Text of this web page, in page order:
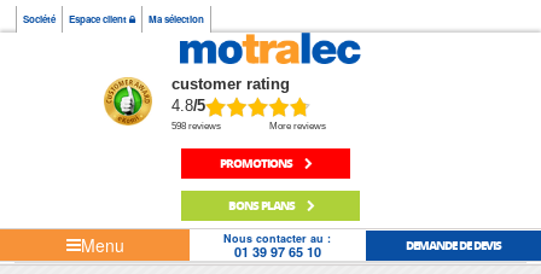
Société Espace client Ma sélection
customer rating
4.8/5
598 reviews More reviews
PROMOTIONS
BONS PLANS
Menu Nous contacter au :
01 39 97 65 10 DEMANDE DE DEVIS